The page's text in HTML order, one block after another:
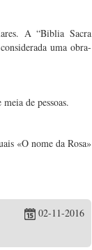
A “Biblia Sacra
uma obra-
de pessoas.
«O nome da Rosa»
02-11-2016